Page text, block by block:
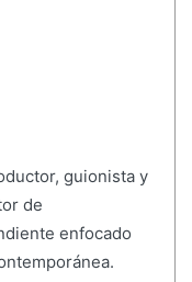
guionista y
de
enfocado